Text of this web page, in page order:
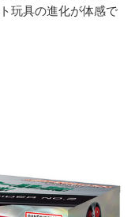
玩具の進化が体感で